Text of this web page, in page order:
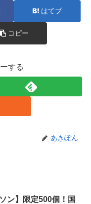
はてブ
コピー
する
あきぽん
ン】限定500個！国